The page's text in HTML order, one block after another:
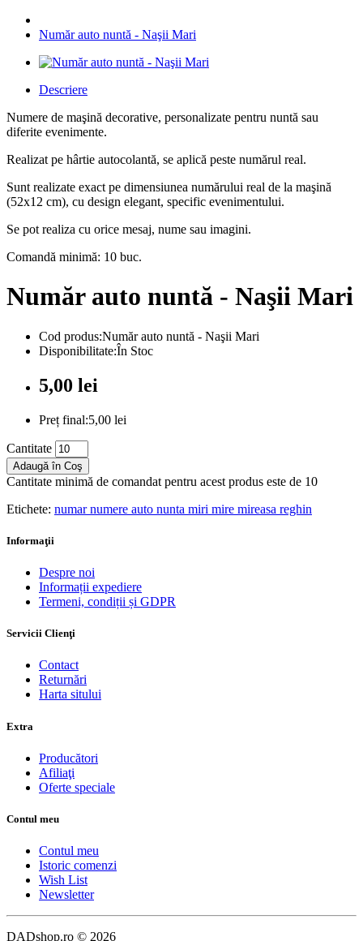
Număr auto nuntă - Naşii Mari
Descriere
Numere de maşină decorative, personalizate pentru nuntă sau
diferite evenimente.
Realizat pe hârtie autocolantă, se aplică peste numărul real.
Sunt realizate exact pe dimensiunea numărului real de la maşină
(52x12 cm), cu design elegant, specific evenimentului.
Se pot realiza cu orice mesaj, nume sau imagini.
Comandă minimă: 10 buc.
Număr auto nuntă - Naşii Mari
Cod produs:Număr auto nuntă - Naşii Mari
Disponibilitate:În Stoc
5,00 lei
Preț final:5,00 lei
Cantitate
Adaugă în Coş
Cantitate minimă de comandat pentru acest produs este de 10
Etichete: numar numere auto nunta miri mire mireasa reghin
Informaţii
Despre noi
Informații expediere
Termeni, condiții și GDPR
Servicii Clienţi
Contact
Returnări
Harta sitului
Extra
Producători
Afiliaţi
Oferte speciale
Contul meu
Contul meu
Istoric comenzi
Wish List
Newsletter
DADshop.ro © 2026